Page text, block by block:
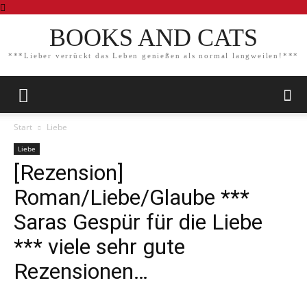
BOOKS AND CATS
***Lieber verrückt das Leben genießen als normal langweilen!***
Start Liebe
Liebe
[Rezension]
Roman/Liebe/Glaube ***
Saras Gespür für die Liebe
*** viele sehr gute
Rezensionen…